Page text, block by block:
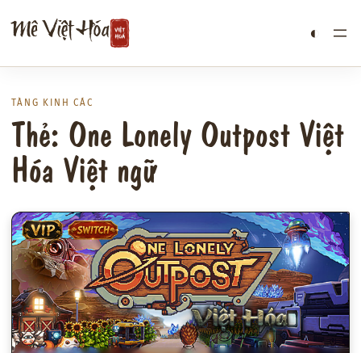
đến
nội
dung
Mê Việt Hóa ◐
TÀNG KINH CÁC
Thẻ: One Lonely Outpost Việt
Hóa Việt ngữ
VIP SWITCH